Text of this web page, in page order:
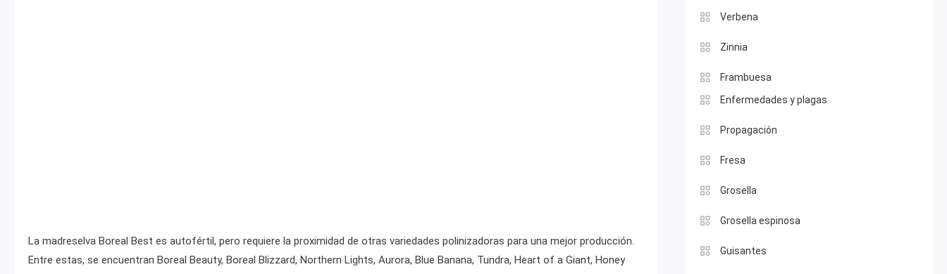
La madreselva Boreal Best es autofértil, pero requiere la proximidad de otras variedades polinizadoras para una mejor producción.
Entre estas, se encuentran Boreal Beauty, Boreal Blizzard, Northern Lights, Aurora, Blue Banana, Tundra, Heart of a Giant, Honey
Verbena
Zinnia
Frambuesa
Enfermedades y plagas
Propagación
Fresa
Grosella
Grosella espinosa
Guisantes